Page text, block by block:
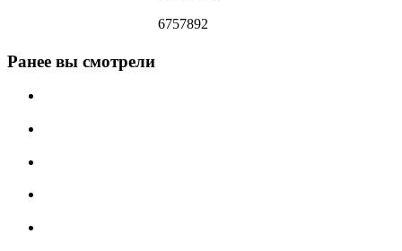
6757892
Ранее вы смотрели